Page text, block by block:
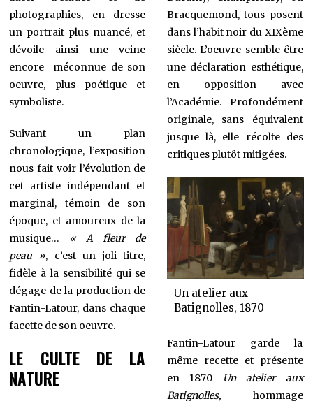
photographies, en dresse
un portrait plus nuancé, et
dévoile ainsi une veine
encore méconnue de son
oeuvre, plus poétique et
symboliste.
Suivant un plan
chronologique, l’exposition
nous fait voir l’évolution de
cet artiste indépendant et
marginal, témoin de son
époque, et amoureux de la
musique… « A fleur de
peau », c’est un joli titre,
fidèle à la sensibilité qui se
dégage de la production de
Fantin-Latour, dans chaque
facette de son oeuvre.
LE CULTE DE LA
NATURE
Bracquemond, tous posent
dans l’habit noir du XIXème
siècle. L’oeuvre semble être
une déclaration esthétique,
en opposition avec
l’Académie. Profondément
originale, sans équivalent
jusque là, elle récolte des
critiques plutôt mitigées.
Un atelier aux
Batignolles, 1870
Fantin-Latour garde la
même recette et présente
en 1870Un atelier aux
Batignolles, hommage